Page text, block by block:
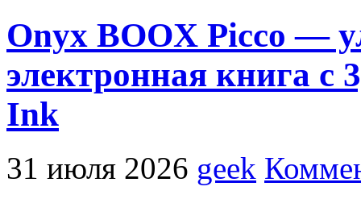
Onyx BOOX Picco —
электронная книга
Ink
31 июля 2026 geek